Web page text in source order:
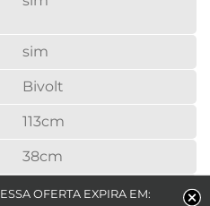
sim
Bivolt
113cm
38cm
44cm
ESSA OFERTA EXPIRA EM: